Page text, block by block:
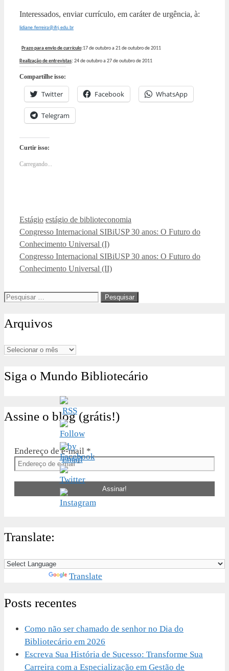
Interessados, enviar currículo, em caráter de urgência, à:
lidiane.ferreira@ifrj.edu.br
Prazo para envio de currículo:17 de outubro a 21 de outubro de 2011
Realização de entrevistas: 24 de outubro a 27 de outubro de 2011
Compartilhe isso:
Twitter Facebook WhatsApp
Telegram
Curtir isso:
Carregando...
Categorias
Estágio Tags
estágio de biblioteconomia
Congresso Internacional SIBiUSP 30 anos: O Futuro do
Conhecimento Universal (I)
Congresso Internacional SIBiUSP 30 anos: O Futuro do
Conhecimento Universal (II)
Pesquisar
Arquivos
Arquivos
Siga o Mundo Bibliotecário
Assine o blog (grátis!)
Endereço de e-mail *
Translate:
Translate
Posts recentes
Como não ser chamado de senhor no Dia do
Bibliotecário em 2026
Escreva Sua História de Sucesso: Transforme Sua
Carreira com a Especialização em Gestão de